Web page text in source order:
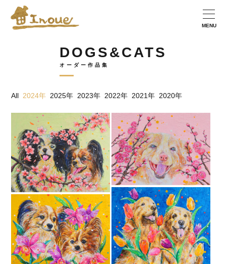
DOGS&CATS
オーダー作品集
All 2024年 2025年 2023年 2022年 2021年 2020年